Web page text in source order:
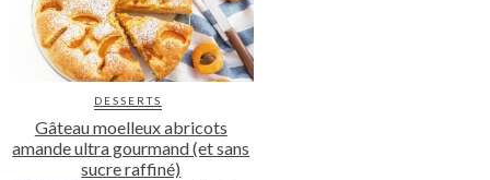
DESSERTS
Gâteau moelleux abricots
amande ultra gourmand (et sans
sucre raffiné)